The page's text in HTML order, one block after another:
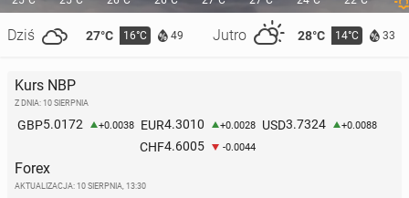
Włochy: Nad­cho­dzi bardzo trudny tydzień z tem­pe­
ra­tu­ra­mi powyżej 40 stopni
Dziś 27°C 16°C 49 Jutro 28°C 14°C 33
Kurs NBP
Z DNIA: 10 SIERPNIA
GBP5.0172 +0.0038 EUR4.3010 +0.0028 USD3.7324 +0.0088
CHF4.6005 -0.0044
Forex
AKTUALIZACJA: 10 SIERPNIA, 13:30